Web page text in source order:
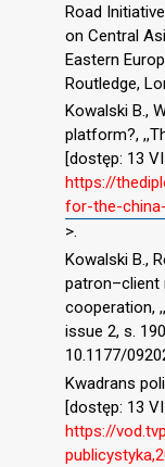
Road
on Central
Eastern
Routledge,
Kowalski B.,
platform?,
[dostęp: 13
https://
for-the-
>.
Kowalski B.,
patron–client
cooperation,
issue 2, s.
10.1177/
Kwadrans
[dostęp: 13
https://